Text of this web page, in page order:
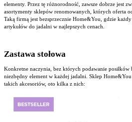
elementy. Przez tę różnorodność, zawsze dobrze jest
asortymenty sklepów renomowanych, których oferta
Taką firmą jest bezsprzecznie Home&You, gdzie
artykułów do jadalni w najlepszych cenach.
Zastawa stołowa
Konkretne naczynia, bez których podawanie
niezbędny element w każdej jadalni. Sklep
takich akcesoriów, oto kilka z nich: